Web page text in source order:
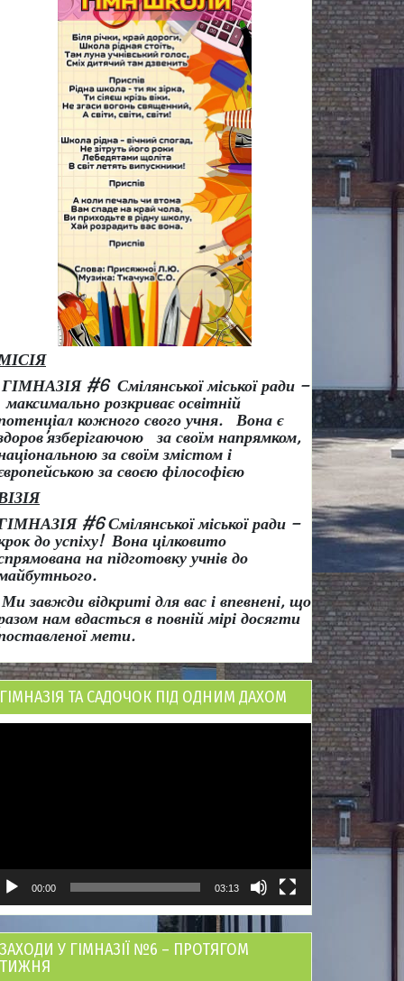
ГІМНАЗІЯ #6 Смілянської міської ради –
розкриває освітній
кожного свого учня.
Вона є
’язберігаючою за своїм напрямком,
за своїм змістом і
за своєю філософією
#6 Смілянської міської ради –
до успіху! Вона цілковито
на підготовку учнів до
Ми завжди відкриті для вас і впевнені, що
нам вдасться в повній мірі досягти
мети.
ГІМНАЗІЯ ТА САДОЧОК ПІД ОДНИМ ДАХОМ
00:00 03:13
ЗАХОДИ У ГІМНАЗІЇ №6 – ПРОТЯГОМ
ТИЖНЯ